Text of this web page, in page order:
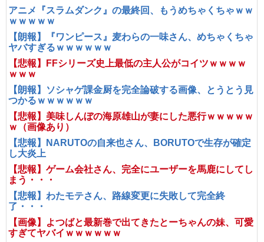
アニメ『スラムダンク』の最終回、もうめちゃくちゃｗｗ
ｗｗｗｗｗ
【朗報】『ワンピース』麦わらの一味さん、めちゃくちゃ
ヤバすぎるｗｗｗｗｗｗ
【悲報】FFシリーズ史上最低の主人公がコイツｗｗｗｗ
ｗｗｗ
【朗報】ソシャゲ課金厨を完全論破する画像、とうとう見
つかるｗｗｗｗｗｗ
【悲報】美味しんぼの海原雄山が妻にした悪行ｗｗｗｗｗ
ｗ（画像あり）
【悲報】NARUTOの自来也さん、BORUTOで生存が確定
し大炎上
【悲報】ゲーム会社さん、完全にユーザーを馬鹿にしてし
まう・・・
【悲報】わたモテさん、路線変更に失敗して完全終
了・・・
【画像】よつばと最新巻で出てきたとーちゃんの妹、可愛
すぎてヤバイｗｗｗｗｗｗ